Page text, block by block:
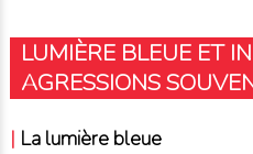
LUMIÈRE BLEUE ET
AGRESSIONS
| La lumière bleue